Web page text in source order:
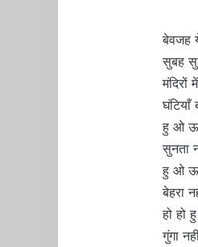
बेवजह
सुबह
मंदिरों
घंटियाँ
हु ओ
सुनता
हु ओ
बेहरा
हो
गुंगा